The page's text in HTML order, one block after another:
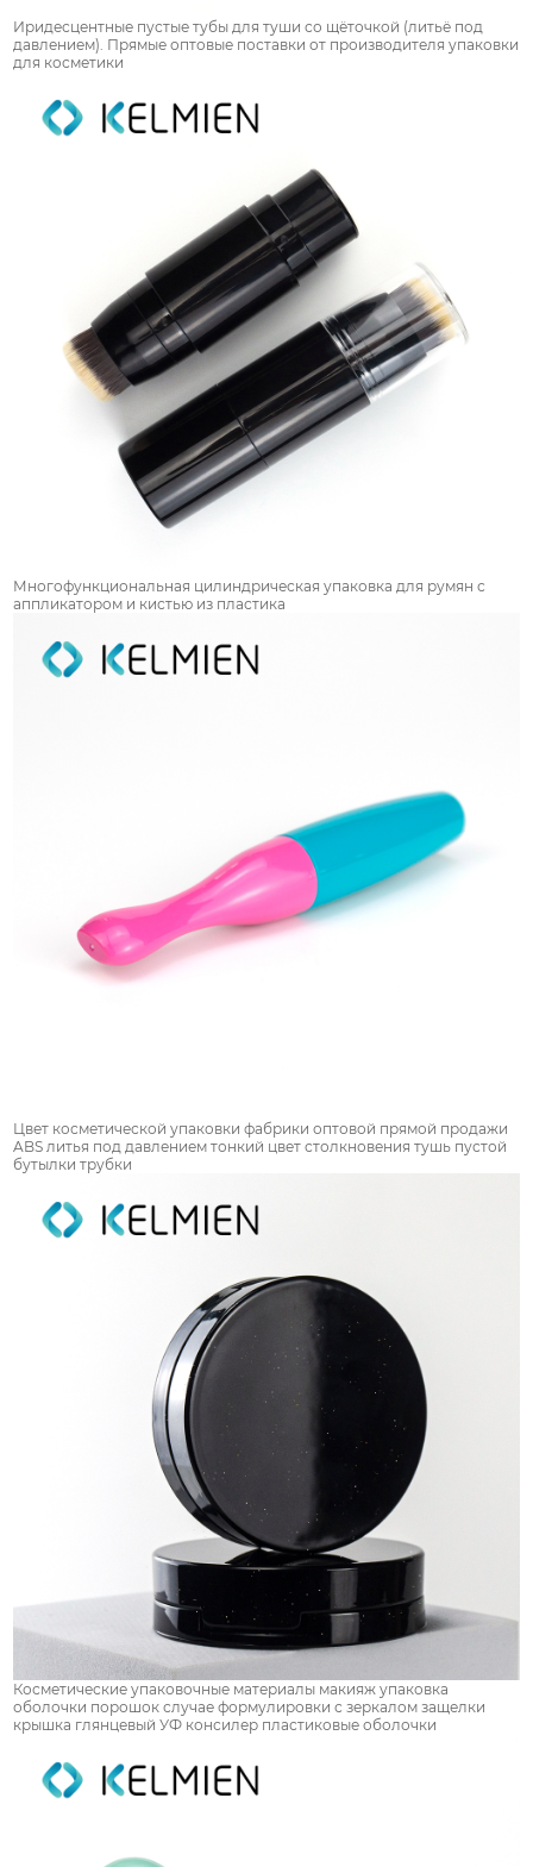
Иридесцентные пустые тубы для туши со щёточкой (литьё под
давлением). Прямые оптовые поставки от производителя упаковки
для косметики
Многофункциональная цилиндрическая упаковка для румян с
аппликатором и кистью из пластика
Цвет косметической упаковки фабрики оптовой прямой продажи
ABS литья под давлением тонкий цвет столкновения тушь пустой
бутылки трубки
Косметические упаковочные материалы макияж упаковка
оболочки порошок случае формулировки с зеркалом защелки
крышка глянцевый УФ консилер пластиковые оболочки